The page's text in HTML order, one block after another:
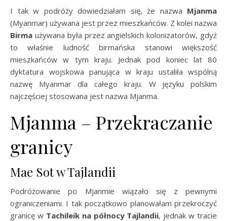
I tak w podróży dowiedziałam się, że nazwa Mjanma
(Myanmar) używana jest przez mieszkańców. Z kolei nazwa
Birma używana była przez angielskich kolonizatorów, gdyż
to właśnie ludność birmańska stanowi większość
mieszkańców w tym kraju. Jednak pod koniec lat 80
dyktatura wojskowa panująca w kraju ustaliła wspólną
nazwę Myanmar dla całego kraju. W języku polskim
najczęściej stosowana jest nazwa Mjanma.
Mjanma – Przekraczanie
granicy
Mae Sot w Tajlandii
Podróżowanie po Mjanmie wiązało się z pewnymi
ograniczeniami. I tak początkowo planowałam przekroczyć
granicę w Tachileik na północy Tajlandii, jednak w tracie